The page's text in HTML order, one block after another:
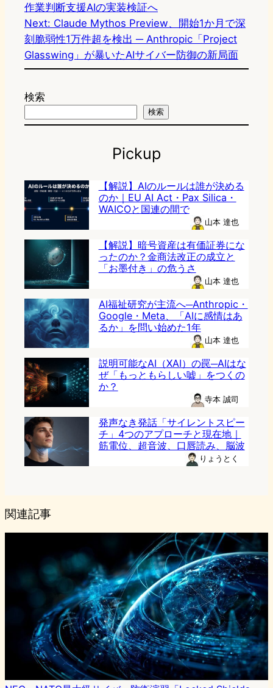
作業判断支援AIの実装検証へ
Next: Claude Mythos Preview、開始1か月で深
刻脆弱性1万件超を検出 ─ Anthropic「Project
Glasswing」が暴いたAIサイバー防御の新局面
検索
検索
Pickup
【解説】AIのルールは誰が決める
のか｜EU AI Act・Pax Silica・
WAICOと国連の間で
山本 達也
【解説】暗号資産は有価証券にな
ったのか？金商法改正の成立と
「お墨付き」の危うさ
山本 達也
AI福祉研究が主流へ─Anthropic・
Google・Meta、「AIに感情はあ
るか」を問い始めた1年
山本 達也
説明可能なAI（XAI）の罠─AIはな
ぜ「もっともらしい嘘」をつくの
か？
寺本 誠司
発声なき発話「サイレントスピー
チ」4つのアプローチと現在地｜
筋電位、超音波、口唇読み、脳波
りょうとく
関連記事